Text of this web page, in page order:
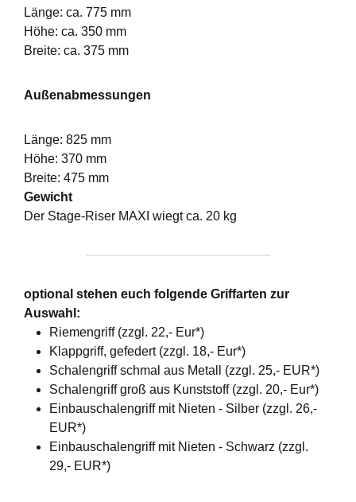
Länge: ca. 775 mm
Höhe: ca. 350 mm
Breite: ca. 375 mm
Außenabmessungen
Länge: 825 mm
Höhe: 370 mm
Breite: 475 mm
Gewicht
Der Stage-Riser MAXI wiegt ca. 20 kg
optional stehen euch folgende Griffarten zur
Auswahl:
Riemengriff (zzgl. 22,- Eur*)
Klappgriff, gefedert (zzgl. 18,- Eur*)
Schalengriff schmal aus Metall (zzgl. 25,- EUR*)
Schalengriff groß aus Kunststoff (zzgl. 20,- Eur*)
Einbauschalengriff mit Nieten - Silber (zzgl. 26,-
EUR*)
Einbauschalengriff mit Nieten - Schwarz (zzgl.
29,- EUR*)